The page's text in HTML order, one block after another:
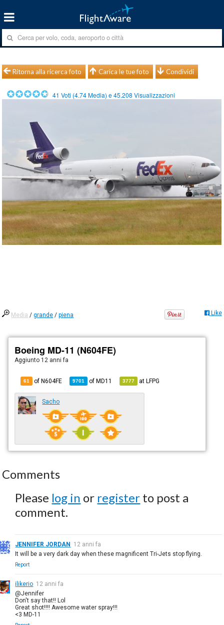
Ritorna alla ricerca foto Carica le tue foto Condividi
41 Voti (4.74Media) e45.208 Visualizzazioni
Media /grande /piena Like
Boeing MD-11 (N604FE)
Aggiunto 12 anni fa
61 of N604FE 9701 ofMD11 3777 atLFPG
Sacho
Comments
Please log in or register to post a
comment.
JENNIFER JORDAN 12 anni fa
It will be a very dark day when these magnificent Tri-Jets stop flying.
Report
ilikerio 12 anni fa
@Jennifer
Don't say that!! Lol
Great shot!!!! Awesome water spray!!!
<3 MD-11